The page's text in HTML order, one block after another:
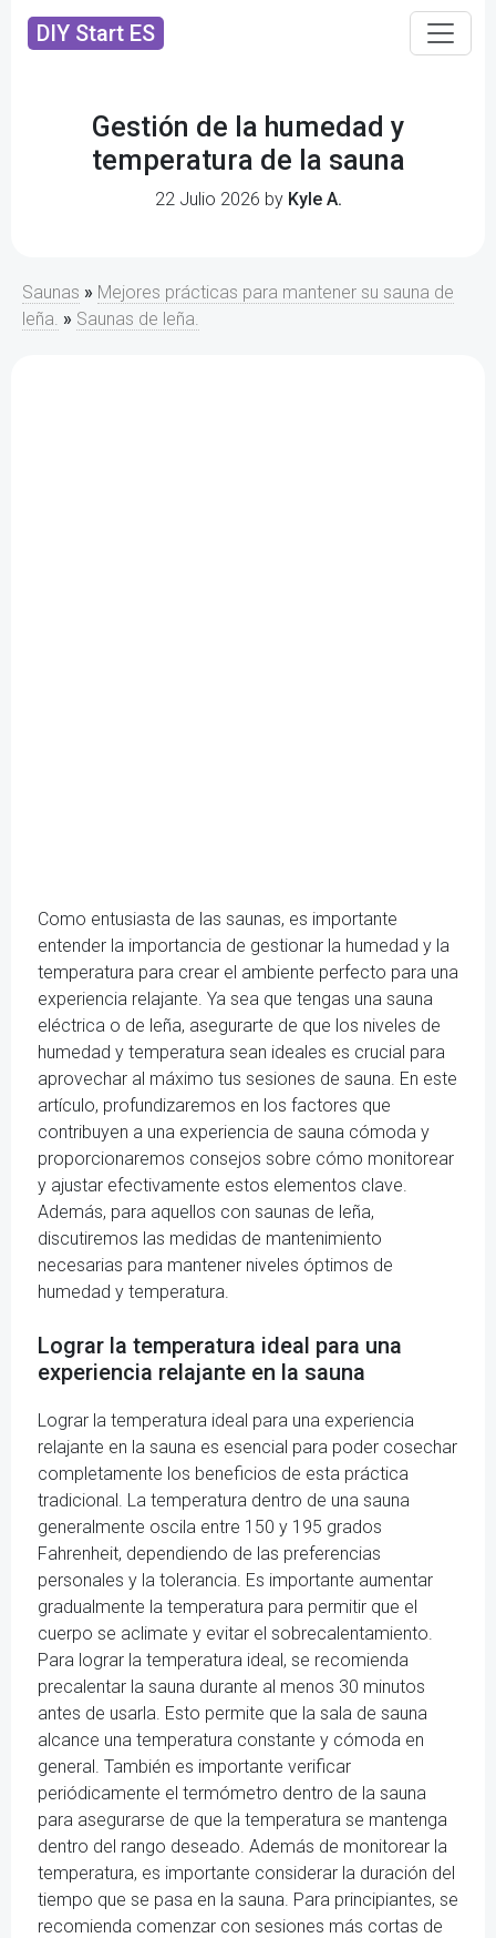
DIY Start ES
Gestión de la humedad y
temperatura de la sauna
22 Julio 2026 by Kyle A.
Saunas » Mejores prácticas para mantener su sauna de
leña. » Saunas de leña.
Como entusiasta de las saunas, es importante
entender la importancia de gestionar la humedad y la
temperatura para crear el ambiente perfecto para una
experiencia relajante. Ya sea que tengas una sauna
eléctrica o de leña, asegurarte de que los niveles de
humedad y temperatura sean ideales es crucial para
aprovechar al máximo tus sesiones de sauna. En este
artículo, profundizaremos en los factores que
contribuyen a una experiencia de sauna cómoda y
proporcionaremos consejos sobre cómo monitorear
y ajustar efectivamente estos elementos clave.
Además, para aquellos con saunas de leña,
discutiremos las medidas de mantenimiento
necesarias para mantener niveles óptimos de
humedad y temperatura.
Lograr la temperatura ideal para una
experiencia relajante en la sauna
Lograr la temperatura ideal para una experiencia
relajante en la sauna es esencial para poder cosechar
completamente los beneficios de esta práctica
tradicional. La temperatura dentro de una sauna
generalmente oscila entre 150 y 195 grados
Fahrenheit, dependiendo de las preferencias
personales y la tolerancia. Es importante aumentar
gradualmente la temperatura para permitir que el
cuerpo se aclimate y evitar el sobrecalentamiento.
Para lograr la temperatura ideal, se recomienda
precalentar la sauna durante al menos 30 minutos
antes de usarla. Esto permite que la sala de sauna
alcance una temperatura constante y cómoda en
general. También es importante verificar
periódicamente el termómetro dentro de la sauna
para asegurarse de que la temperatura se mantenga
dentro del rango deseado. Además de monitorear la
temperatura, es importante considerar la duración del
tiempo que se pasa en la sauna. Para principiantes, se
recomienda comenzar con sesiones más cortas de